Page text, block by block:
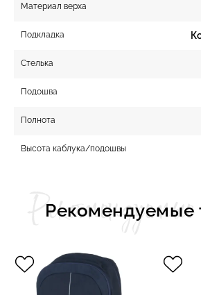
Материал верха
Подкладка
Стелька
Подошва
Полнота
Высота каблука/подошвы
Рекомендуемые